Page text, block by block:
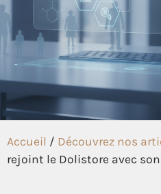
Accueil / Découvrez nos
rejoint le Dolistore avec